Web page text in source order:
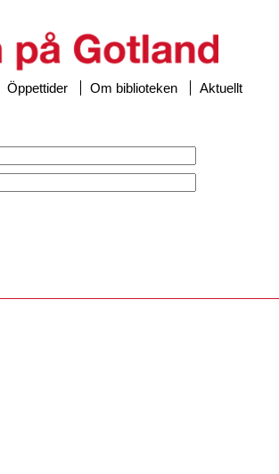
Öppettider Om biblioteken Aktuellt